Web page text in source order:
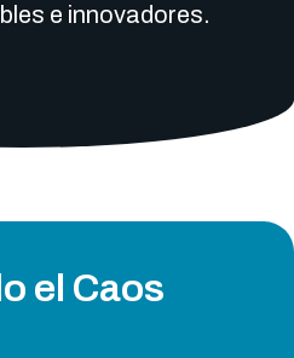
e innovadores.
el Caos